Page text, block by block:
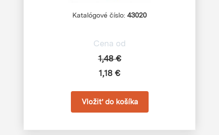
Katalógové číslo: 43020
Cena od
1,48 €
1,18 €